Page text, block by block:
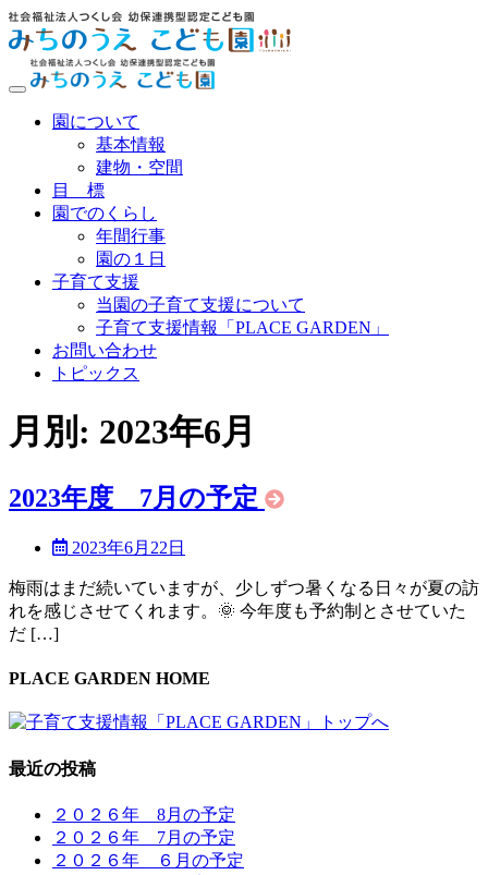
ナ
園について
基本情報
建物・空間
目 標
園でのくらし
年間行事
園の１日
子育て支援
当園の子育て支援について
子育て支援情報「PLACE GARDEN」
お問い合わせ
トピックス
月別: 2023年6月
2023年度 7月の予定
2023年6月22日
梅雨はまだ続いていますが、少しずつ暑くなる日々が夏の訪
れを感じさせてくれます。🌞 今年度も予約制とさせていた
だ […]
PLACE GARDEN HOME
最近の投稿
２０２６年 8月の予定
２０２６年 7月の予定
２０２６年 ６月の予定